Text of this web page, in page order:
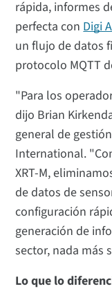
rápida, informes
perfecta conDigi
un flujo de datos
protocolo MQTT
"Para los
dijo Brian
general de
International.
XRT-M,
de datos de
configuración
generación de
sector, nada más
Lo que lo